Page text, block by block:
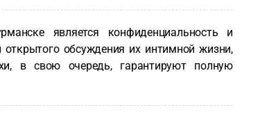
является конфиденциальность и
обсуждения их интимной жизни,
в свою очередь, гарантируют полную